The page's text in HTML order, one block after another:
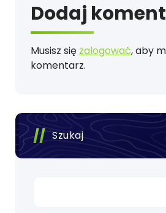
Dodaj
Musisz się zalogować, aby
komentarz.
Szukaj